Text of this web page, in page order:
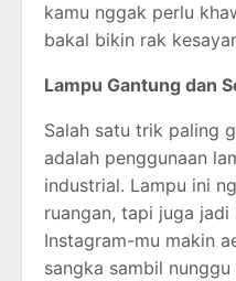
kamu nggak perlu
bakal bikin rak
Lampu Gantung dan
Salah satu trik paling
adalah penggunaan
industrial. Lampu ini
ruangan, tapi juga jadi
Instagram-mu makin
sangka sambil